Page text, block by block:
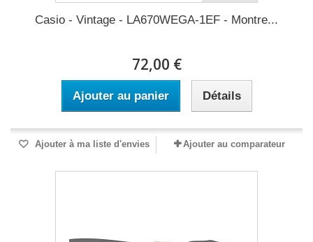
Casio - Vintage - LA670WEGA-1EF - Montre...
72,00 €
Ajouter au panier Détails
Ajouter à ma liste d'envies Ajouter au comparateur